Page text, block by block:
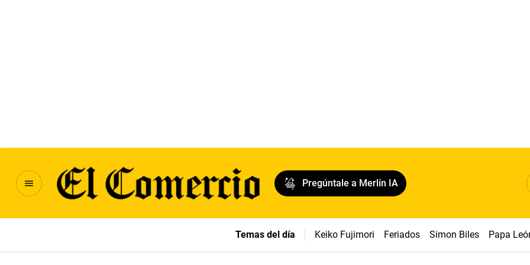
Pregúntale a Merlín IA
Temas del día Keiko Fujimori Feriados Simon Biles Papa